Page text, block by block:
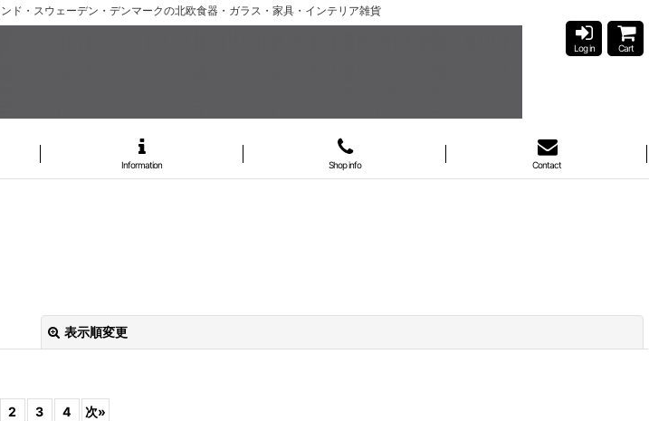
ド・スウェーデン・デンマークの北欧食器・ガラス・家具・インテリア雑貨
Log in Cart
Information Shop info Contact
表示順変更
2 3 4 次»